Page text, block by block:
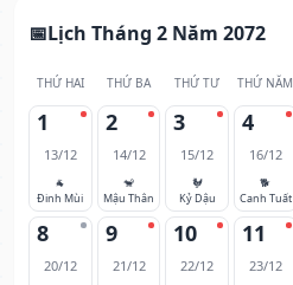
Lịch Tháng 2 Năm 2072
THỨ HAI THỨ BA THỨ TƯ THỨ NĂM
1
13/12
🐐
Đinh Mùi
2
14/12
🐒
Mậu Thân
3
15/12
🐓
Kỷ Dậu
4
16/12
🐕
Canh Tuất
8
20/12
9
21/12
10
22/12
11
23/12